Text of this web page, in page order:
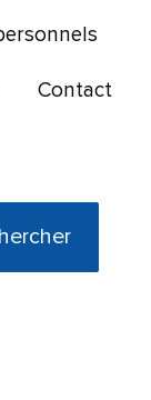
Contact